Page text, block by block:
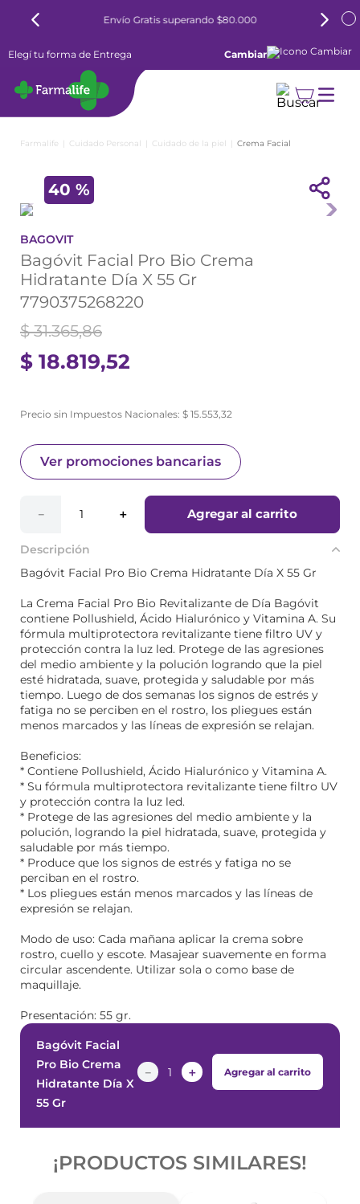
Envío Gratis superando $80.000
Elegí tu forma de Entrega Cambiar
Cuidado Personal Cuidado de la piel Crema Facial
40 %
BAGOVIT
Bagóvit Facial Pro Bio Crema
Hidratante Día X 55 Gr
7790375268220
$ 18.819,52
$ 31.365,86
Precio sin Impuestos Nacionales: $ 15 553 32
Ver promociones bancarias
＋
－ Agregar al carrito
Descripción
Bagóvit Facial Pro Bio Crema Hidratante Día X 55 Gr
La Crema Facial Pro Bio Revitalizante de Día Bagóvit
contiene Pollushield, Ácido Hialurónico y Vitamina A. Su
fórmula multiprotectora revitalizante tiene filtro UV y
protección contra la luz led. Protege de las agresiones
del medio ambiente y la polución logrando que la piel
esté hidratada, suave, protegida y saludable por más
tiempo. Luego de dos semanas los signos de estrés y
fatiga no se perciben en el rostro, los pliegues están
menos marcados y las líneas de expresión se relajan.
Beneficios:
* Contiene Pollushield, Ácido Hialurónico y Vitamina A.
* Su fórmula multiprotectora revitalizante tiene filtro UV
y protección contra la luz led.
* Protege de las agresiones del medio ambiente y la
polución, logrando la piel hidratada, suave, protegida y
saludable por más tiempo.
* Produce que los signos de estrés y fatiga no se
perciban en el rostro.
* Los pliegues están menos marcados y las líneas de
expresión se relajan.
Modo de uso: Cada mañana aplicar la crema sobre
rostro, cuello y escote. Masajear suavemente en forma
circular ascendente. Utilizar sola o como base de
maquillaje.
Presentación: 55 gr.
Bagóvit Facial
Pro Bio Crema
Hidratante Día X
55 Gr
＋
－ Agregar al carrito
¡PRODUCTOS SIMILARES!